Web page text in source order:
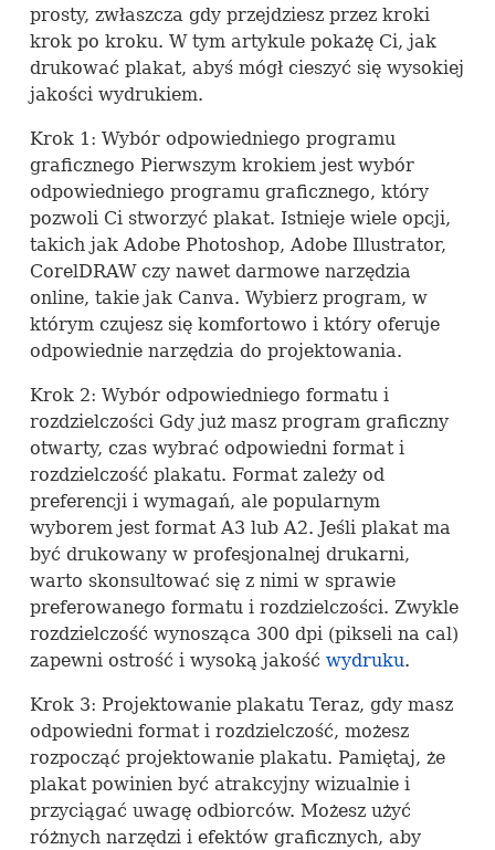
prosty, zwłaszcza gdy przejdziesz przez kroki
krok po kroku. W tym artykule pokażę Ci, jak
drukować plakat, abyś mógł cieszyć się wysokiej
jakości wydrukiem.
Krok 1: Wybór odpowiedniego programu
graficznego Pierwszym krokiem jest wybór
odpowiedniego programu graficznego, który
pozwoli Ci stworzyć plakat. Istnieje wiele opcji,
takich jak Adobe Photoshop, Adobe Illustrator,
CorelDRAW czy nawet darmowe narzędzia
online, takie jak Canva. Wybierz program, w
którym czujesz się komfortowo i który oferuje
odpowiednie narzędzia do projektowania.
Krok 2: Wybór odpowiedniego formatu i
rozdzielczości Gdy już masz program graficzny
otwarty, czas wybrać odpowiedni format i
rozdzielczość plakatu. Format zależy od
preferencji i wymagań, ale popularnym
wyborem jest format A3 lub A2. Jeśli plakat ma
być drukowany w profesjonalnej drukarni,
warto skonsultować się z nimi w sprawie
preferowanego formatu i rozdzielczości. Zwykle
rozdzielczość wynosząca 300 dpi (pikseli na cal)
zapewni ostrość i wysoką jakość wydruku.
Krok 3: Projektowanie plakatu Teraz, gdy masz
odpowiedni format i rozdzielczość, możesz
rozpocząć projektowanie plakatu. Pamiętaj, że
plakat powinien być atrakcyjny wizualnie i
przyciągać uwagę odbiorców. Możesz użyć
różnych narzędzi i efektów graficznych, aby